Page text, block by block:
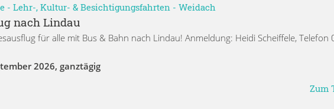
-Lehr-, Kultur- & Besichtigungsfahrten -Weidach
nach Lindau
für alle mit Bus & Bahn nach Lindau! Anmeldung: Heidi Scheiffele, Telefon
2026,ganztägig
Zum